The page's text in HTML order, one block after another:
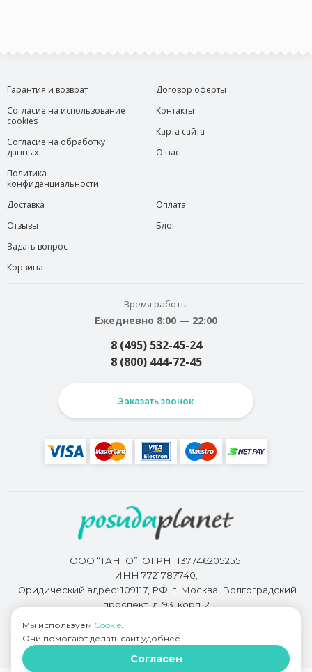
Гарантия и возврат
Согласие на использование
cookies
Согласие на обработку
данных
Политика
конфиденциальности
Договор оферты
Контакты
Карта сайта
О нас
Доставка
Отзывы
Задать вопрос
Корзина
Оплата
Блог
Время работы
Ежедневно 8:00 — 22:00
8 (495) 532-45-24
8 (800) 444-72-45
Заказать звонок
ООО “ТАНТО”; ОГРН 1137746205255;
ИНН 7721787740;
Юридический адрес: 109117, РФ, г. Москва, Волгоградский
проспект, д. 93, корп. 2
Разработкой сайта занимается
Мы используем Cookie.
Они помогают делать сайт удобнее.
Согласен